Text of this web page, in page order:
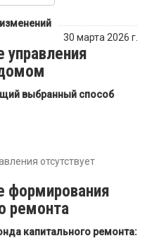
30 марта 2026 г.
управления
выбранный способ
отсутствует
формирования
ремонта
капитального ремонта: